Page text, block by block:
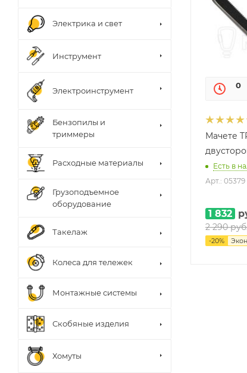
0
Мачете
Есть в
Арт.: 05379
1 832
2 290
-20%
Электрика и свет
Инструмент
Электроинструмент
Бензопилы и
триммеры
Расходные материалы
Грузоподъемное
оборудование
Такелаж
Колеса для тележек
Монтажные системы
Скобяные изделия
Хомуты